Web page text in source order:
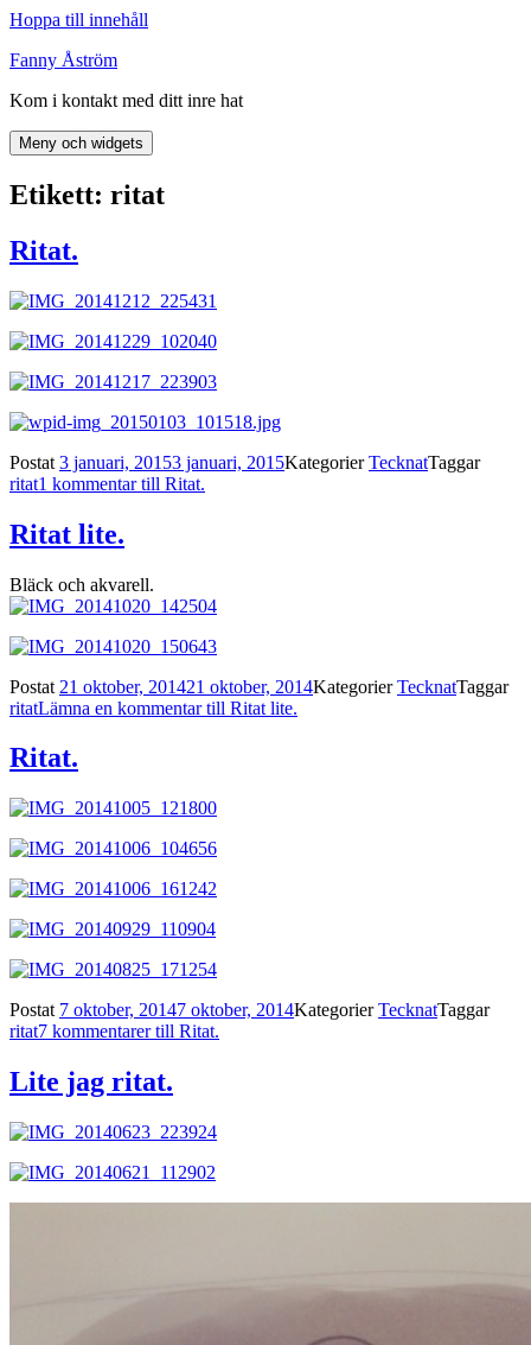
Hoppa till innehåll
Fanny Åström
Kom i kontakt med ditt inre hat
Meny och widgets
Etikett: ritat
Ritat.
Postat 3 januari, 20153 januari, 2015KategorierTecknatTaggar
ritat1 kommentartill Ritat.
Ritat lite.
Bläck och akvarell.
Postat 21 oktober, 201421 oktober, 2014KategorierTecknatTaggar
ritatLämna en kommentartill Ritat lite.
Ritat.
Postat 7 oktober, 20147 oktober, 2014KategorierTecknatTaggar
ritat7 kommentarertill Ritat.
Lite jag ritat.